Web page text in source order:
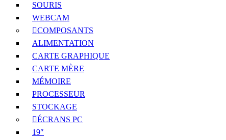
SOURIS
WEBCAM
COMPOSANTS
ALIMENTATION
CARTE GRAPHIQUE
CARTE MÈRE
MÉMOIRE
PROCESSEUR
STOCKAGE
ÉCRANS PC
19″